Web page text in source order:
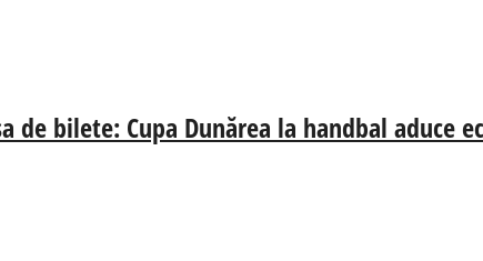
de bilete: Cupa Dunărea la handbal aduce